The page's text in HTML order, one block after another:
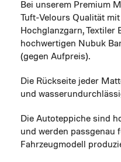
Bei unserem Premium
Tuft-Velours Qualität
Hochglanzgarn, Textiler
hochwertigen Nubuk
(gegen Aufpreis).
Die Rückseite jeder
und
Die Autoteppiche sind
und werden passgenau
Fahrzeugmodell